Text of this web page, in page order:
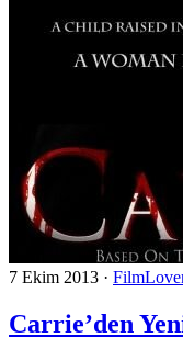
7 Ekim 2013 ·
Carrie’den